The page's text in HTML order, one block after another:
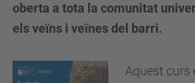
oberta a tota la comunitat
els veïns i veïnes del barri.
Aquest curs